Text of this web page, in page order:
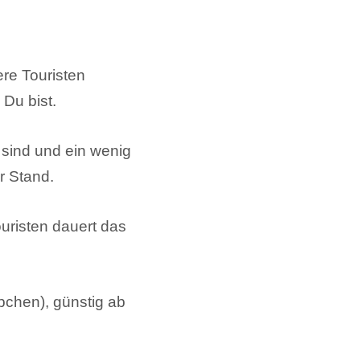
Touristen
bist.
und ein wenig
Stand.
dauert das
günstig ab